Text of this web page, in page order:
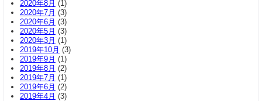
2020年8月 (1)
2020年7月 (3)
2020年6月 (3)
2020年5月 (3)
2020年3月 (1)
2019年10月 (3)
2019年9月 (1)
2019年8月 (2)
2019年7月 (1)
2019年6月 (2)
2019年4月 (3)